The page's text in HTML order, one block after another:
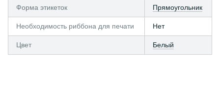
Форма этикеток Прямоугольник
Необходимость риббона для печати Нет
Цвет Белый